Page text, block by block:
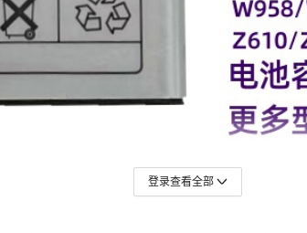
登录查看全部